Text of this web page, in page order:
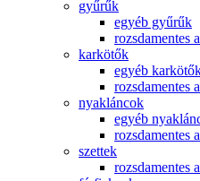
gyűrűk
egyéb gyűrűk
rozsdamentes
karkötők
egyéb
rozsdamentes
nyakláncok
egyéb
rozsdamentes
szettek
rozsdamentes